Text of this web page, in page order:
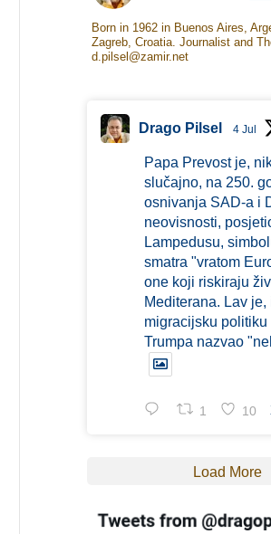
Born in 1962 in Buenos Aires,
Zagreb, Croatia. Journalist and
d.pilsel@zamir.net
Drago Pilsel 4 Jul
Papa Prevost je,
slučajno, na 250.
osnivanja SAD-a i
neovisnosti,
Lampedusu,
smatra "vratom
one koji riskiraju
Mediterana. Lav je,
migracijsku politiku
Trumpa nazvao
1 10
Load More